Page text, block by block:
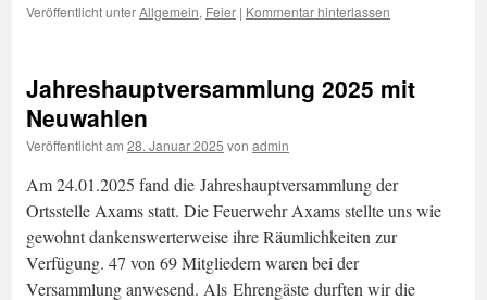
Veröffentlicht unterAllgemein, Feier | Kommentar hinterlassen
Jahreshauptversammlung 2025 mit
Neuwahlen
Veröffentlicht am 28. Januar 2025 von admin
Am 24.01.2025 fand die Jahreshauptversammlung der
Ortsstelle Axams statt. Die Feuerwehr Axams stellte uns wie
gewohnt dankenswerterweise ihre Räumlichkeiten zur
Verfügung. 47 von 69 Mitgliedern waren bei der
Versammlung anwesend. Als Ehrengäste durften wir die